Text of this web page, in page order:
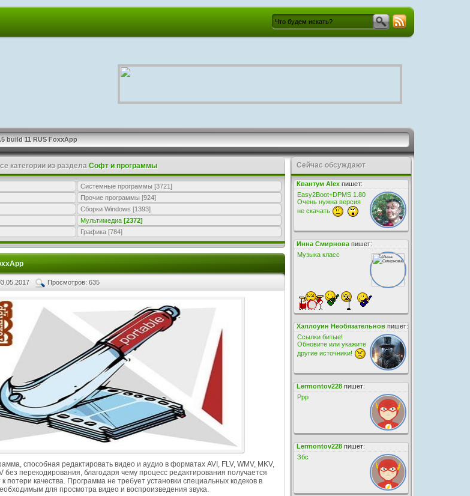
build 11 RUS FoxxApp
категории из раздела Софт и программы
Системные программы [3721]
Прочие программы [924]
Сборки Windows [1393]
Мультимедиа [2372]
Графика [784]
Просмотров: 635
способная редактировать видео и аудио в форматах AVI, FLV, WMV, MKV,
без перекодирования, благодаря чему процесс редактирования получается
качества. Программа не требует установки специальных кодеков в
для просмотра видео и воспроизведения звука.
Сейчас обсуждают
Квантум Alexпишет:
Easy2Boot+DPMS 1.80
Очень нужна версия
не скачать
Инна Смирновапишет:
Музыка класс
Хэллоуин Необязательновпишет:
Ссылки битые!
Обновите или укажите
другие источники!
Lermontov228пишет:
Ррр
Lermontov228пишет:
Збс